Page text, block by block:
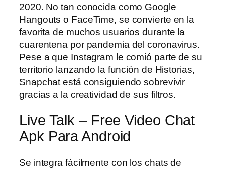
2020. No tan conocida como Google
Hangouts o FaceTime, se convierte en la
favorita de muchos usuarios durante la
cuarentena por pandemia del coronavirus.
Pese a que Instagram le comió parte de su
territorio lanzando la función de Historias,
Snapchat está consiguiendo sobrevivir
gracias a la creatividad de sus filtros.
Live Talk – Free Video Chat
Apk Para Android
Se integra fácilmente con los chats de